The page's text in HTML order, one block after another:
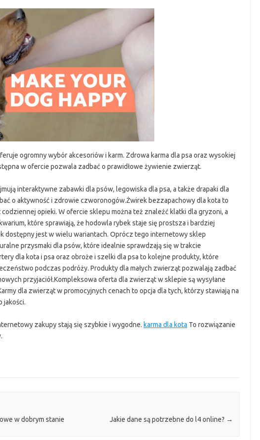
ogromny wybór akcesoriów i karm. Zdrowa karma dla psa oraz wysokiej
w ofercie pozwala zadbać o prawidłowe żywienie zwierząt.
interaktywne zabawki dla psów, legowiska dla psa, a także drapaki dla
o aktywność i zdrowie czworonogów.Żwirek bezzapachowy dla kota to
opieki. W ofercie sklepu można też znaleźć klatki dla gryzoni, a
które sprawiają, że hodowla rybek staje się prostsza i bardziej
dostępny jest w wielu wariantach. Oprócz tego internetowy sklep
przysmaki dla psów, które idealnie sprawdzają się w trakcie
dla kota i psa oraz obroże i szelki dla psa to kolejne produkty, które
podczas podróży. Produkty dla małych zwierząt pozwalają zadbać
przyjaciół.Kompleksowa oferta dla zwierząt w sklepie są wysyłane
dla zwierząt w promocyjnych cenach to opcja dla tych, którzy stawiają na
jakości.
zakupy stają się szybkie i wygodne. karma dla kota To rozwiązanie
w dobrym stanie Jakie dane są potrzebne do l4 online? →